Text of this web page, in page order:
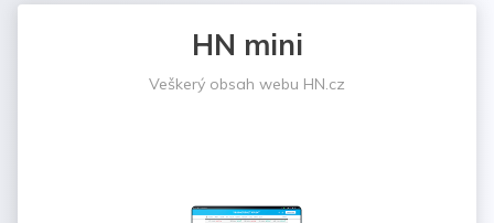
HN mini
Veškerý obsah webu HN.cz